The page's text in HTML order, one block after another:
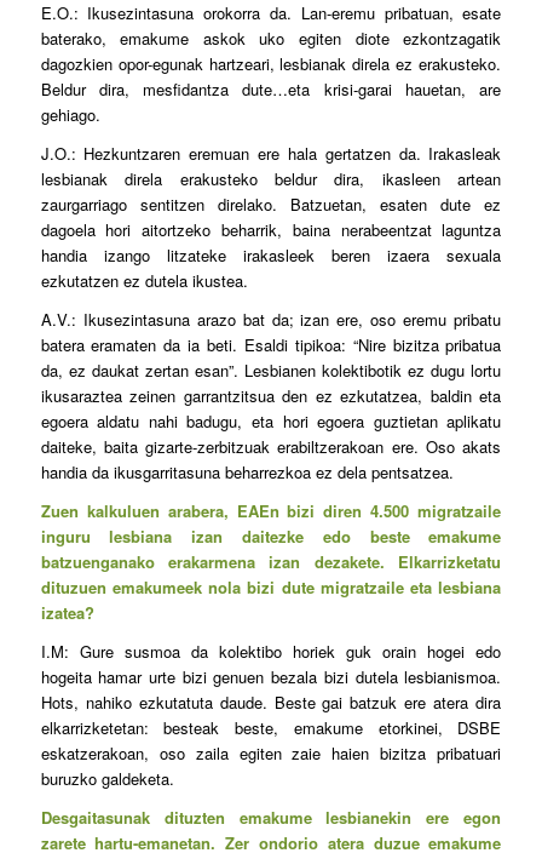
E.O.: Ikusezintasuna orokorra da. Lan-eremu pribatuan, esate
baterako, emakume askok uko egiten diote ezkontzagatik
dagozkien opor-egunak hartzeari, lesbianak direla ez erakusteko.
Beldur dira, mesfidantza dute…eta krisi-garai hauetan, are
gehiago.
J.O.: Hezkuntzaren eremuan ere hala gertatzen da. Irakasleak
lesbianak direla erakusteko beldur dira, ikasleen artean
zaurgarriago sentitzen direlako. Batzuetan, esaten dute ez
dagoela hori aitortzeko beharrik, baina nerabeentzat laguntza
handia izango litzateke irakasleek beren izaera sexuala
ezkutatzen ez dutela ikustea.
A.V.: Ikusezintasuna arazo bat da; izan ere, oso eremu pribatu
batera eramaten da ia beti. Esaldi tipikoa: “Nire bizitza pribatua
da, ez daukat zertan esan”. Lesbianen kolektibotik ez dugu lortu
ikusaraztea zeinen garrantzitsua den ez ezkutatzea, baldin eta
egoera aldatu nahi badugu, eta hori egoera guztietan aplikatu
daiteke, baita gizarte-zerbitzuak erabiltzerakoan ere. Oso akats
handia da ikusgarritasuna beharrezkoa ez dela pentsatzea.
Zuen kalkuluen arabera, EAEn bizi diren 4.500 migratzaile
inguru lesbiana izan daitezke edo beste emakume
batzuenganako erakarmena izan dezakete. Elkarrizketatu
dituzuen emakumeek nola bizi dute migratzaile eta lesbiana
izatea?
I.M: Gure susmoa da kolektibo horiek guk orain hogei edo
hogeita hamar urte bizi genuen bezala bizi dutela lesbianismoa.
Hots, nahiko ezkutatuta daude. Beste gai batzuk ere atera dira
elkarrizketetan: besteak beste, emakume etorkinei, DSBE
eskatzerakoan, oso zaila egiten zaie haien bizitza pribatuari
buruzko galdeketa.
Desgaitasunak dituzten emakume lesbianekin ere egon
zarete hartu-emanetan. Zer ondorio atera duzue emakume